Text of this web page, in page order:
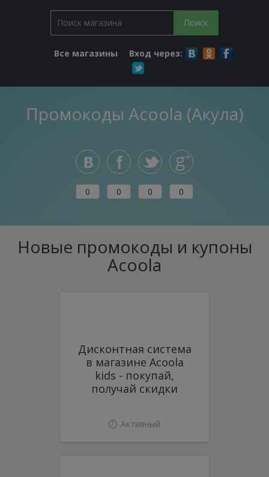
Все магазины Вход через:
Промокоды Acoola (Акула)
0 0 0 0
Новые промокоды и купоны
Acoola
Дисконтная система
в магазине Acoola
kids - покупай,
получай скидки
Активный